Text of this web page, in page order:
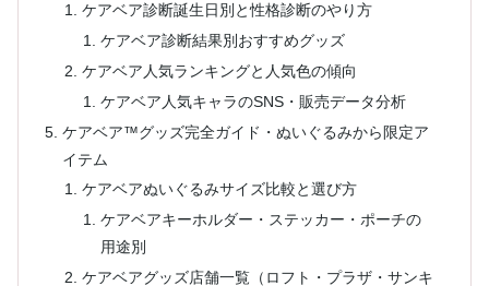
ケアベア診断誕生日別と性格診断のやり方
ケアベア診断結果別おすすめグッズ
ケアベア人気ランキングと人気色の傾向
ケアベア人気キャラのSNS・販売データ分析
ケアベア™グッズ完全ガイド・ぬいぐるみから限定ア
イテム
ケアベアぬいぐるみサイズ比較と選び方
ケアベアキーホルダー・ステッカー・ポーチの
用途別
ケアベアグッズ店舗一覧（ロフト・プラザ・サンキ